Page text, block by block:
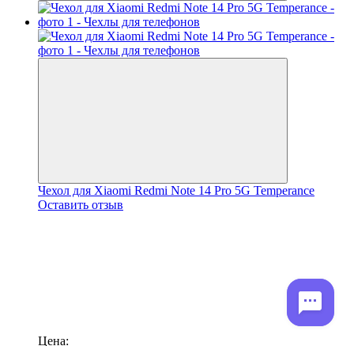
Чехол для Xiaomi Redmi Note 14 Pro 5G Temperance
Оставить отзыв
Цена: